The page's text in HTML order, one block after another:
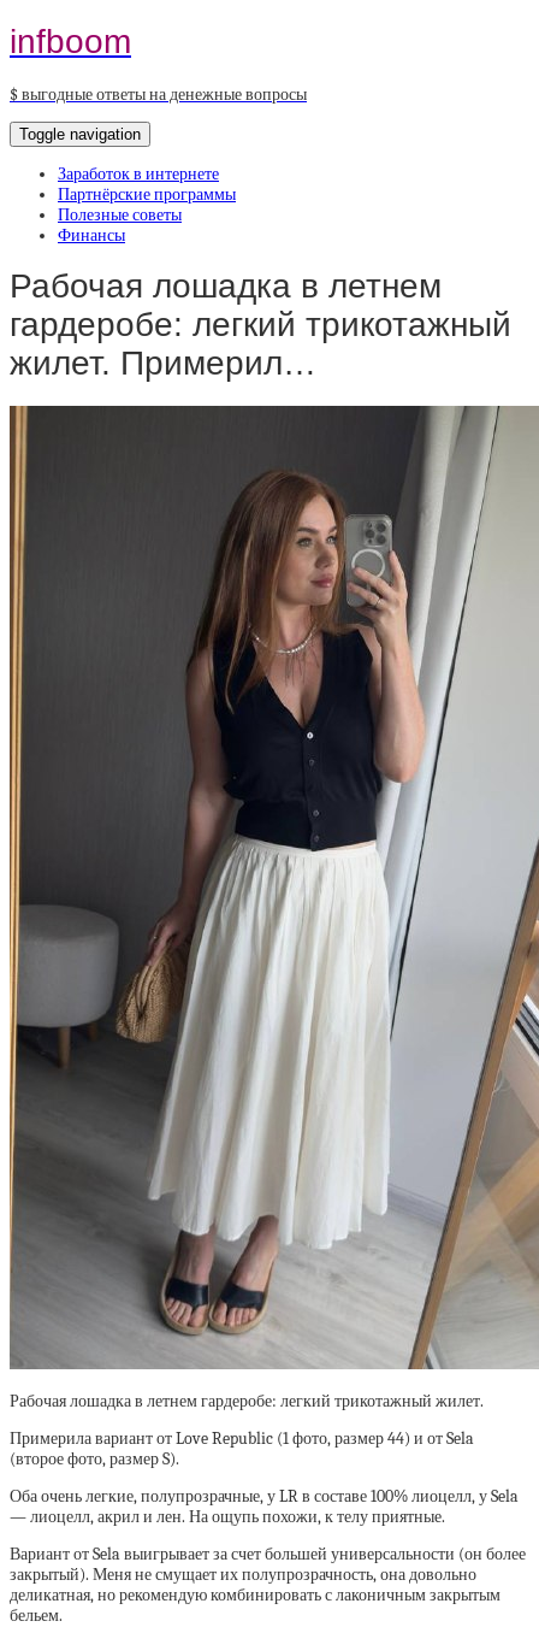
infboom
$ выгодные ответы на денежные вопросы
Toggle navigation
Заработок в интернете
Партнёрские программы
Полезные советы
Финансы
Рабочая лошадка в летнем
гардеробе: легкий трикотажный
жилет. Примерил…
Рабочая лошадка в летнем гардеробе: легкий трикотажный жилет.
Примерила вариант от Love Republic (1 фото, размер 44) и от Sela
(второе фото, размер S).
Оба очень легкие, полупрозрачные, у LR в составе 100% лиоцелл, у Sela
— лиоцелл, акрил и лен. На ощупь похожи, к телу приятные.
Вариант от Sela выигрывает за счет большей универсальности (он более
закрытый). Меня не смущает их полупрозрачность, она довольно
деликатная, но рекомендую комбинировать с лаконичным закрытым
бельем.